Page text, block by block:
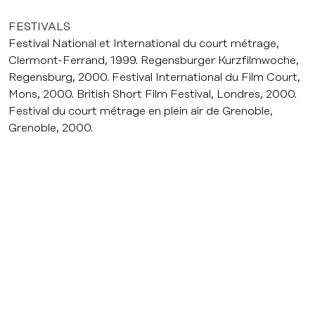
FESTIVALS
Festival National et International du court métrage,
Clermont-Ferrand, 1999. Regensburger Kurzfilmwoche,
Regensburg, 2000. Festival International du Film Court,
Mons, 2000. British Short Film Festival, Londres, 2000.
Festival du court métrage en plein air de Grenoble,
Grenoble, 2000.